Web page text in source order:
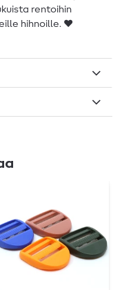
rentoihin
hihnoille. ♥